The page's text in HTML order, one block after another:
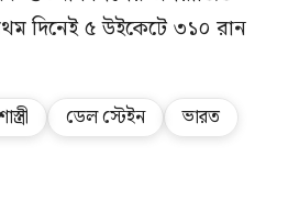
দিনেই ৫ উইকেটে ৩১০ রান
ডেল স্টেইন
ভারত